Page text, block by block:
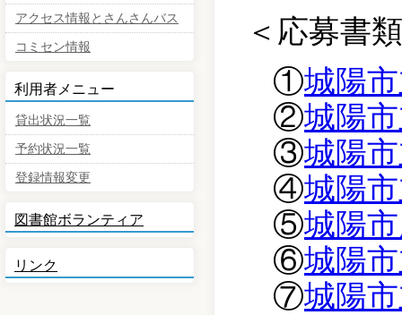
＜応募書
①城陽
②城陽
③城陽
④城陽
⑤城陽
⑥城陽
⑦城陽
アクセス情報とさんさんバス
コミセン情報
利用者メニュー
貸出状況一覧
予約状況一覧
登録情報変更
図書館ボランティア
リンク